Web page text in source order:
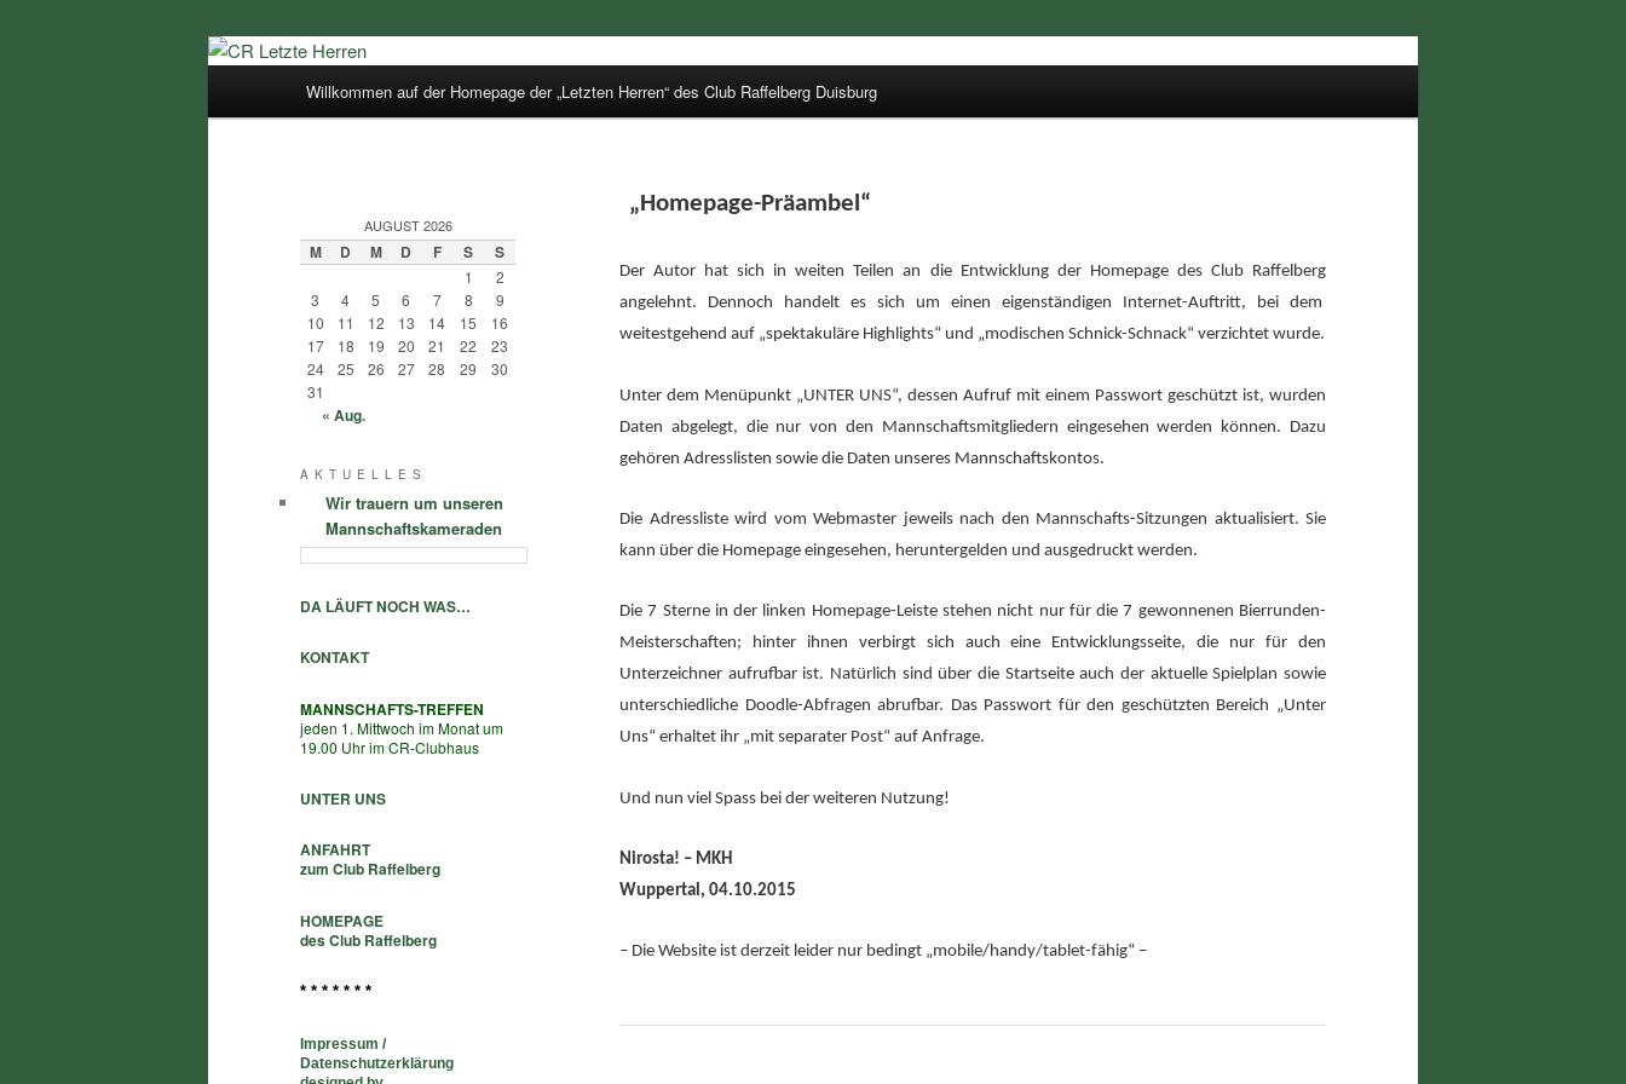
CR Letzte Herren
Willkommen auf der Homepage der „Letzten Herren“ des Club Raffelberg Duisburg
„Homepage-Präambel“
Der Autor hat sich in weiten Teilen an die Entwicklung der Homepage des Club Raffelberg
angelehnt. Dennoch handelt es sich um einen eigenständigen Internet-Auftritt, bei dem
weitestgehend auf „spektakuläre Highlights“ und „modischen Schnick-Schnack“ verzichtet wurde.
Unter dem Menüpunkt „UNTER UNS“, dessen Aufruf mit einem Passwort geschützt ist, wurden
Daten abgelegt, die nur von den Mannschaftsmitgliedern eingesehen werden können. Dazu
gehören Adresslisten sowie die Daten unseres Mannschaftskontos.
Die Adressliste wird vom Webmaster jeweils nach den Mannschafts-Sitzungen aktualisiert. Sie
kann über die Homepage eingesehen, heruntergelden und ausgedruckt werden.
Die 7 Sterne in der linken Homepage-Leiste stehen nicht nur für die 7 gewonnenen Bierrunden-
Meisterschaften; hinter ihnen verbirgt sich auch eine Entwicklungsseite, die nur für den
Unterzeichner aufrufbar ist. Natürlich sind über die Startseite auch der aktuelle Spielplan sowie
unterschiedliche Doodle-Abfragen abrufbar. Das Passwort für den geschützten Bereich „Unter
Uns“ erhaltet ihr „mit separater Post“ auf Anfrage.
Und nun viel Spass bei der weiteren Nutzung!
Nirosta! – MKH
Wuppertal, 04.10.2015
– Die Website ist derzeit leider nur bedingt „mobile/handy/tablet-fähig“ –
AUGUST 2026
M D M D F S S
1
2
3
4 5 6 7 8
9
10
11 12 13 14 15
16
17
18 19 20 21 22
23
24
25 26 27 28 29
30
31
« Aug.
A K T U E L L E S
Wir trauern um unseren
Mannschaftskameraden
DA LÄUFT NOCH WAS…
KONTAKT
MANNSCHAFTS-TREFFEN
jeden 1. Mittwoch im Monat um
19.00 Uhr im CR-Clubhaus
UNTER UNS
ANFAHRT
zum Club Raffelberg
HOMEPAGE
des Club Raffelberg
* * * * * * *
Impressum /
Datenschutzerklärung